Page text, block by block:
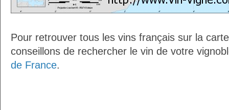
Pour retrouver tous les vins français sur la
conseillons de rechercher le vin de votre
de France.